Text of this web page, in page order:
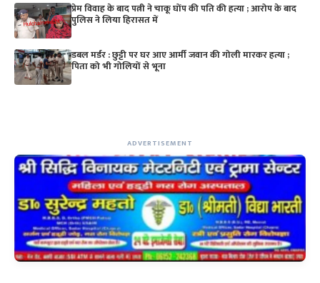
प्रेम विवाह के बाद पत्नी ने चाकू घोंप की पति की हत्या ; आरोप के बाद
पुलिस ने लिया हिरासत में
डबल मर्डर : छुट्टी पर घर आए आर्मी जवान की गोली मारकर हत्या ;
पिता को भी गोलियों से भूना
ADVERTISEMENT